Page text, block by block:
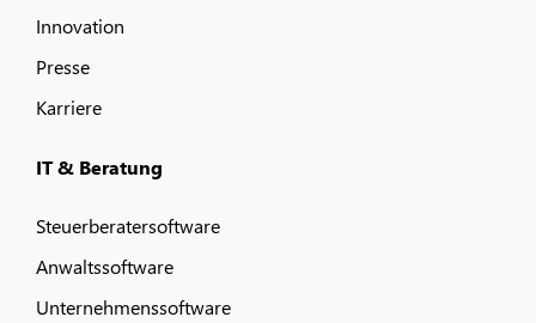
Innovation
Presse
Karriere
IT & Beratung
Steuerberatersoftware
Anwaltssoftware
Unternehmenssoftware